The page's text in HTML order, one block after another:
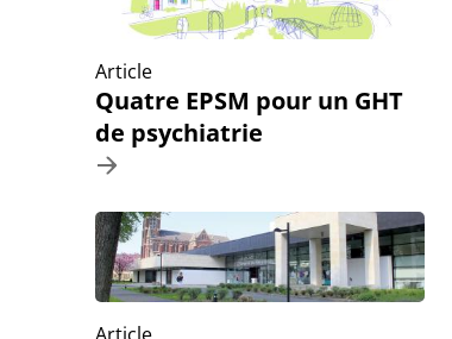
Article
Quatre EPSM pour un GHT
de psychiatrie